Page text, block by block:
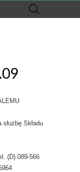
Szukaj:
Składu
(D) 089-566